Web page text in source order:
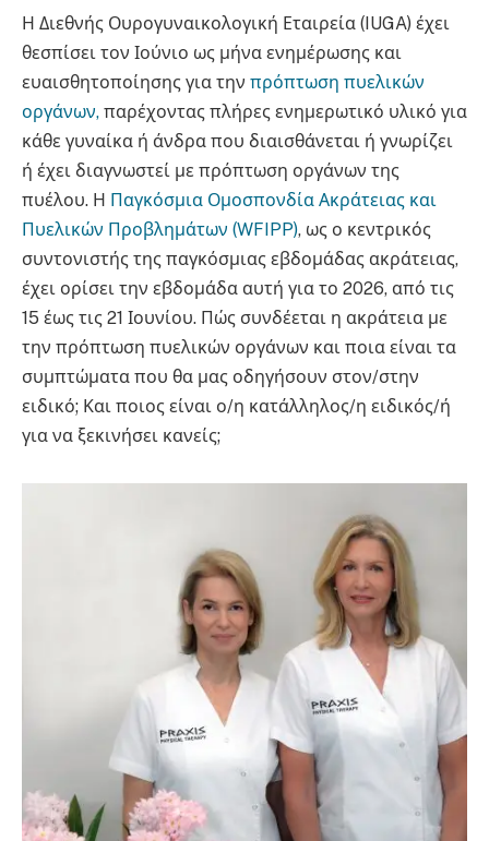
Η Διεθνής Ουρογυναικολογική Εταιρεία (IUGA) έχει
θεσπίσει τον Ιούνιο ως μήνα ενημέρωσης και
ευαισθητοποίησης για την πρόπτωση πυελικών
οργάνων, παρέχοντας πλήρες ενημερωτικό υλικό για
κάθε γυναίκα ή άνδρα που διαισθάνεται ή γνωρίζει
ή έχει διαγνωστεί με πρόπτωση οργάνων της
πυέλου. Η Παγκόσμια Ομοσπονδία Ακράτειας και
Πυελικών Προβλημάτων (WFIPP), ως ο κεντρικός
συντονιστής της παγκόσμιας εβδομάδας ακράτειας,
έχει ορίσει την εβδομάδα αυτή για το 2026, από τις
15 έως τις 21 Ιουνίου. Πώς συνδέεται η ακράτεια με
την πρόπτωση πυελικών οργάνων και ποια είναι τα
συμπτώματα που θα μας οδηγήσουν στον/στην
ειδικό; Και ποιος είναι ο/η κατάλληλος/η ειδικός/ή
για να ξεκινήσει κανείς;